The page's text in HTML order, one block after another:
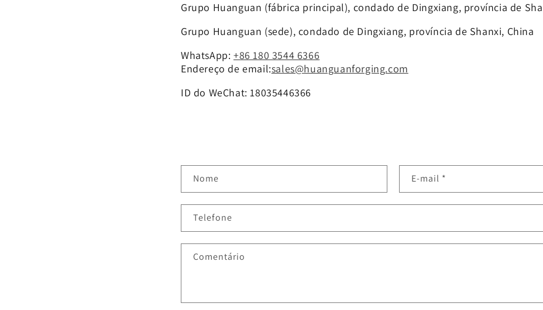
Grupo Huanguan (fábrica principal), condado de Dingxiang, província de
Grupo Huanguan (sede), condado de Dingxiang, província de Shanxi, China
WhatsApp: +86 180 3544 6366
Endereço de email:sales@huanguanforging.com
ID do WeChat: 18035446366
o
r
m
u
r
Nome E-mail *
Telefone
Comentário